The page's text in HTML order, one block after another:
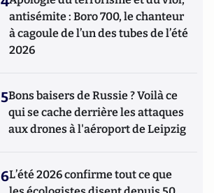
antisémite : Boro 700, le chanteur
à cagoule de l’un des tubes de l’été
2026
5Bons baisers de Russie ? Voilà ce
qui se cache derrière les attaques
aux drones à l'aéroport de Leipzig
6L’été 2026 confirme tout ce que